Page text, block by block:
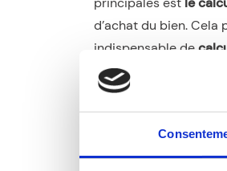
d’achat du bien. Cela
indispensable de
de s’assurer que le
confortable.
Maximiser